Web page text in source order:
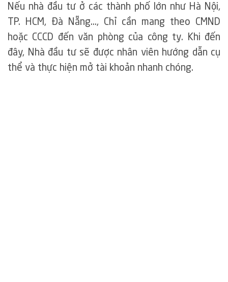
Nếu nhà đầu tư ở các thành phố lớn như Hà Nội,
TP. HCM, Đà Nẵng…, Chỉ cần mang theo CMND
hoặc CCCD đến văn phòng của công ty. Khi đến
đây, Nhà đầu tư sẽ được nhân viên hướng dẫn cụ
thể và thực hiện mở tài khoản nhanh chóng.